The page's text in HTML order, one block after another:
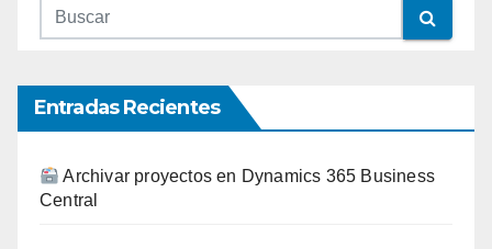
Entradas Recientes
Archivar proyectos en Dynamics 365 Business
Central